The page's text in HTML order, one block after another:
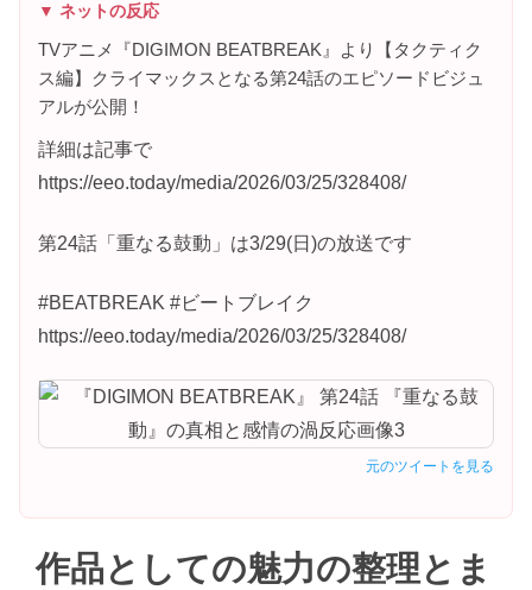
▼ ネットの反応
TVアニメ『DIGIMON BEATBREAK』より【タクティク
ス編】クライマックスとなる第24話のエピソードビジュ
アルが公開！
詳細は記事で
https://eeo.today/media/2026/03/25/328408/
第24話「重なる鼓動」は3/29(日)の放送です
#BEATBREAK #ビートブレイク
https://eeo.today/media/2026/03/25/328408/
元のツイートを見る
作品としての魅力の整理とま